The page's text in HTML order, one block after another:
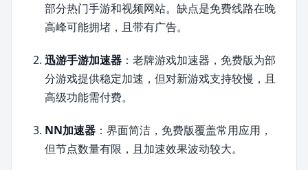
部分热门手游和视频网站。缺点是免费线路在晚
高峰可能拥堵，且带有广告。
迅游手游加速器 ：老牌游戏加速器，免费版为部
分游戏提供稳定加速，但对新游戏支持较慢，且
高级功能需付费。
NN加速器 ：界面简洁，免费版覆盖常用应用，
但节点数量有限，且加速效果波动较大。